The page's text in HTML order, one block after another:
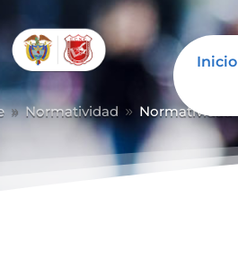
Inicio
9 Normatividad 9 Normatividad